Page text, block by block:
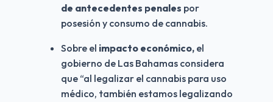
de antecedentes penales por
posesión y consumo de cannabis.
Sobre el impacto económico, el
gobierno de Las Bahamas considera
que “al legalizar el cannabis para uso
médico, también estamos legalizando